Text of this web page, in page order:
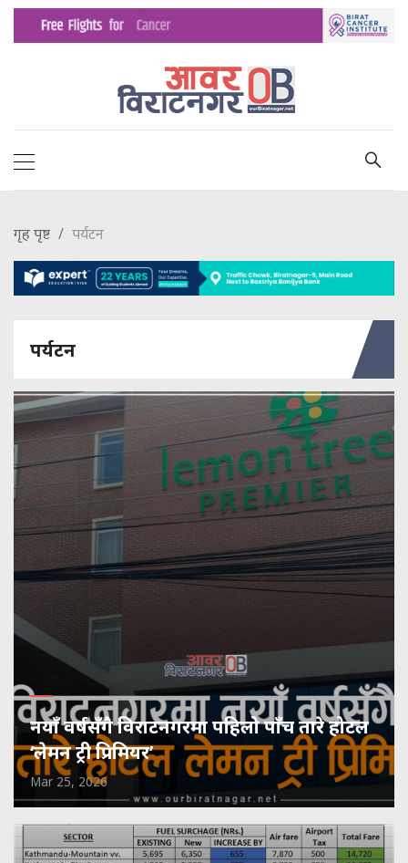
गृह पृष्ट पर्यटन
पर्यटन
नयाँ वर्षसँगै विराटनगरमा पहिलो पाँच तारे होटल
‘लेमन ट्री प्रिमियर’
Mar 25, 2026